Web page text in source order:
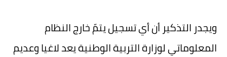
ويجدر التذكير أن أي تسجيل يتمّ خارج النظام
المعلوماتي لوزارة التربية الوطنية يعد لاغيا وعديم